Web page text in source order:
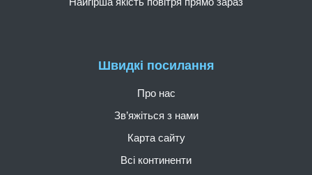
Швидкі посилання
Про нас
Зв’яжіться з нами
Карта сайту
Всі континенти